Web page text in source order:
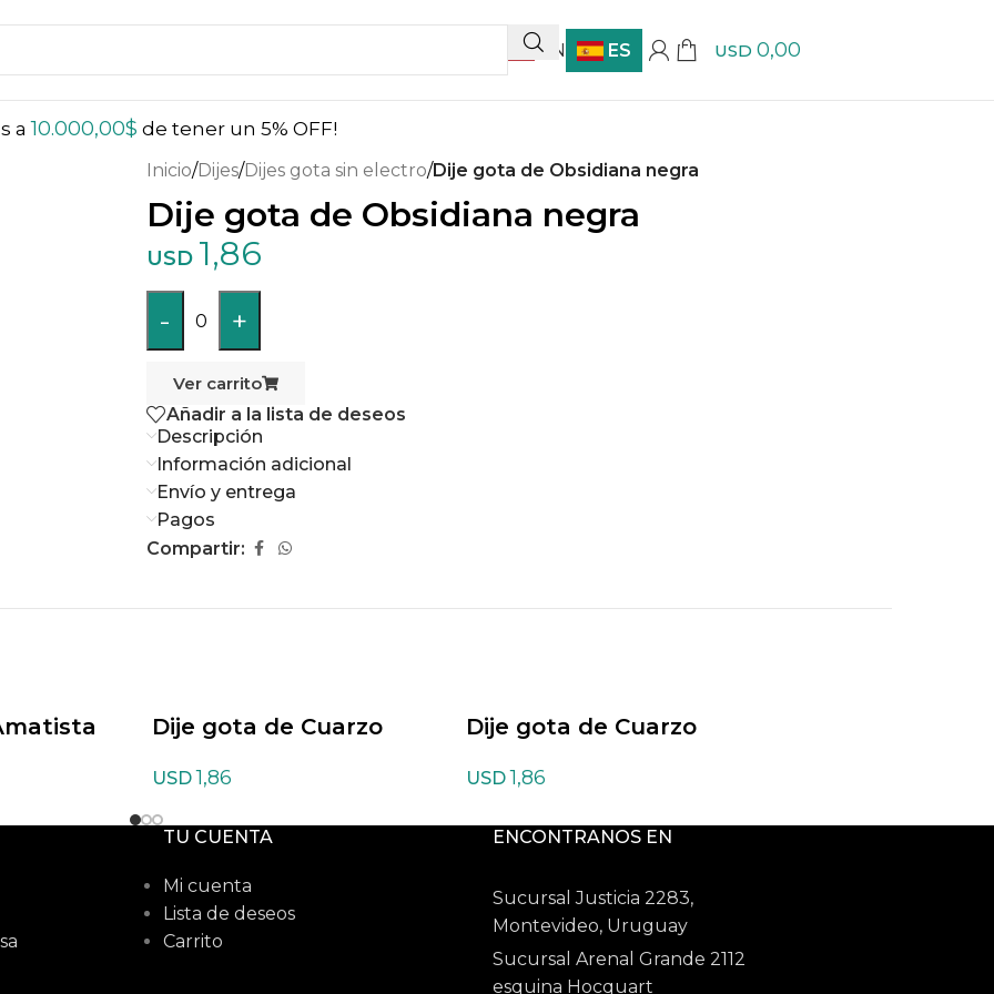
EN ES USD 0,00
a10.000,00$ de tener un 5% OFF!
Inicio/Dijes/Dijes gota sin electro/Dije gota de Obsidiana negra
Dije gota de Obsidiana negra
USD 1,86
- 0 +
Ver carrito
Añadir a la lista de deseos
Descripción
Información adicional
Envío y entrega
Pagos
Compartir:
Dije gota de Cuarzo
USD 1,86
Dije gota de Cuarzo
USD 1,86
TU CUENTA
Mi cuenta
Lista de deseos
Carrito
ENCONTRANOS EN
Sucursal Justicia 2283,
Montevideo, Uruguay
Sucursal Arenal Grande 2112
esquina Hocquart